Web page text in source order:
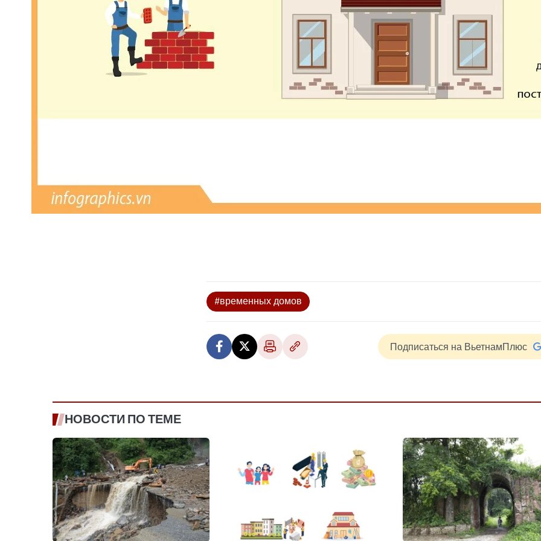
#временных домов
Подписаться на ВьетнамПлюс
НОВОСТИ ПО ТЕМЕ